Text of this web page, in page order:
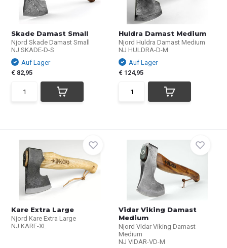
Skade Damast Small
Njord Skade Damast Small
NJ SKADE-D-S
Auf Lager
€ 82,95
Huldra Damast Medium
Njord Huldra Damast Medium
NJ HULDRA-D-M
Auf Lager
€ 124,95
Kare Extra Large
Njord Kare Extra Large
NJ KARE-XL
Vidar Viking Damast
Medium
Njord Vidar Viking Damast
Medium
NJ VIDAR-VD-M